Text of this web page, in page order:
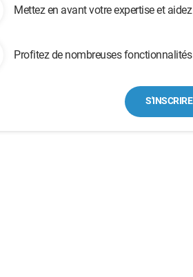
Mettez en avant votre expertise et
Profitez de nombreuses
S'INSCRIRE